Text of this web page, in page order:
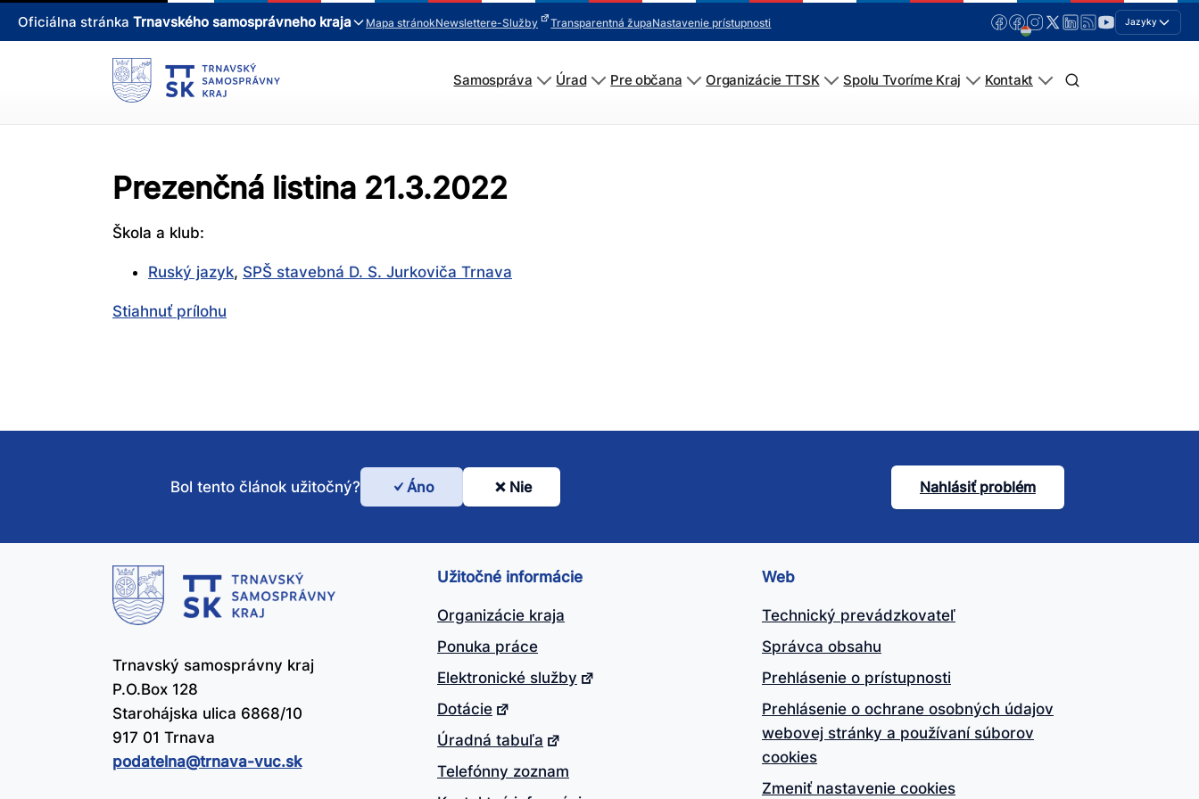
Oficiálna stránka Trnavského samosprávneho kraja Mapa stránokNewslettere-Služby Transparentná župaNastavenie prístupnosti Jazyky
Samospráva Úrad Pre občana Organizácie TTSK Spolu Tvoríme Kraj Kontakt
Prezenčná listina 21.3.2022
Škola a klub:
Ruský jazyk, SPŠ stavebná D. S. Jurkoviča Trnava
Stiahnuť prílohu
Bol
tento
článok
užitočný?
Bol tento článok užitočný? Áno Nie Nahlásiť problém
Trnavský samosprávny kraj
P.O.Box 128
Starohájska ulica 6868/10
917 01 Trnava
podatelna@​trnava-vuc.sk
Užitočné informácie
Organizácie kraja
Ponuka práce
Elektronické služby
Dotácie
Úradná tabuľa
Telefónny zoznam
Web
Technický prevádzkovateľ
Správca obsahu
Prehlásenie o prístupnosti
Prehlásenie o ochrane osobných údajov
webovej stránky a používaní súborov
cookies
Zmeniť nastavenie cookies